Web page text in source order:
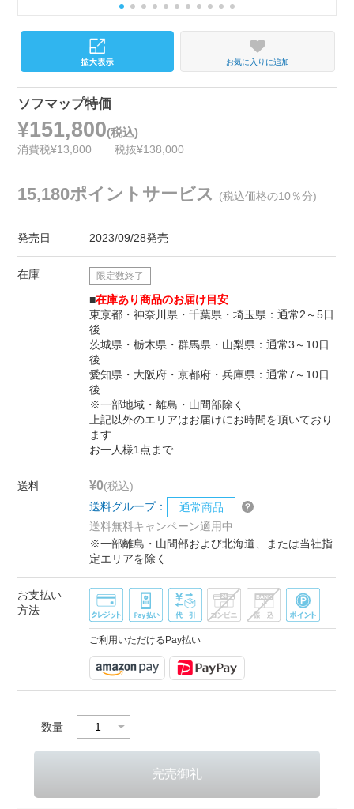
お気に入りに追加
ソフマップ特価
¥151,800(税込)
消費税¥13,800 税抜¥138,000
15,180ポイントサービス (税込価格の10％分)
発売日 2023/09/28発売
在庫 限定数終了
■在庫あり商品のお届け目安
東京都・神奈川県・千葉県・埼玉県：通常2～5日
後
茨城県・栃木県・群馬県・山梨県：通常3～10日
後
愛知県・大阪府・京都府・兵庫県：通常7～10日
後
※一部地域・離島・山間部除く
上記以外のエリアはお届けにお時間を頂いており
ます
お一人様1点まで
送料 ¥0(税込)
送料グループ：
通常商品
送料無料キャンペーン適用中
※一部離島・山間部および北海道、または当社指
定エリアを除く
お支払い
方法
ご利用いただけるPay払い
数量